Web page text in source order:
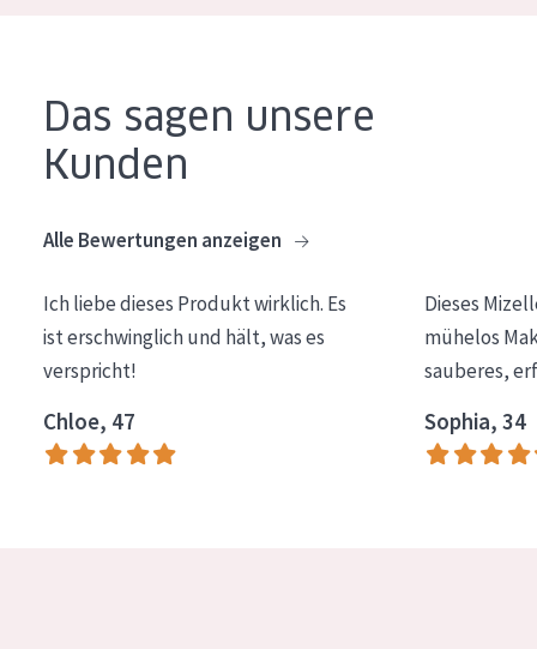
Nachtcreme
Augencreme
PRODUKTLINIE
Essentials
Lift+
Expert
Das sagen unsere
Kunden
Alle Bewertungen anzeigen
Ich liebe dieses Produkt wirklich. Es
ist erschwinglich und hält, was es
verspricht!
Chloe, 47
Dieses
mühelos
sauberes,
Sophia, 34